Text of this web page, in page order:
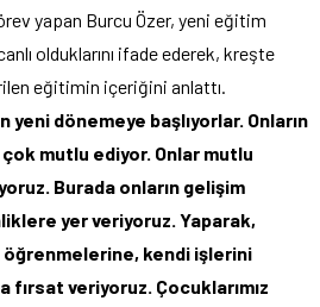
yapan Burcu Özer, yeni eğitim
olduklarını ifade ederek, kreşte
eğitimin içeriğini anlattı.
yeni dönemeye başlıyorlar. Onların
mutlu ediyor. Onlar mutlu
Burada onların gelişim
yer veriyoruz. Yaparak,
kendi işlerini
fırsat veriyoruz. Çocuklarımız